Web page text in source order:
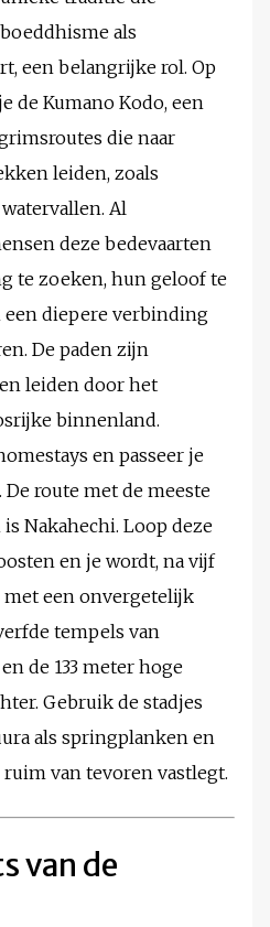
als
een belangrijke rol. Op
de Kumano Kodo, een
die naar
leiden, zoals
Al
deze bedevaarten
te zoeken, hun geloof te
diepere verbinding
De paden zijn
leiden door het
binnenland.
en passeer je
route met de meeste
Nakahechi. Loop deze
en je wordt, na vijf
met een onvergetelijk
tempels van
de 133 meter hoge
Gebruik de stadjes
als springplanken en
van tevoren vastlegt.
van de